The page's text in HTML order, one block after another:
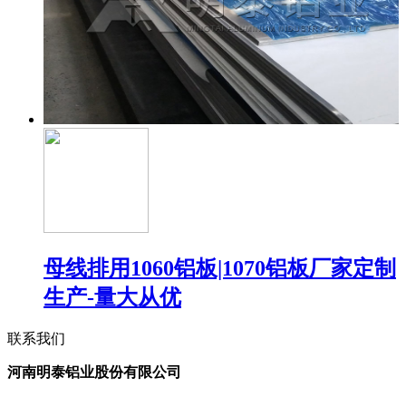
母线排用1060铝板|1070铝板厂家定制
生产-量大从优
联系我们
河南明泰铝业股份有限公司